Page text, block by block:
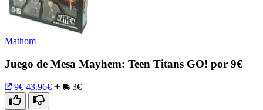
Mathom
Juego de Mesa Mayhem: Teen Titans GO! por 9€
9€ 43.96€ 3€